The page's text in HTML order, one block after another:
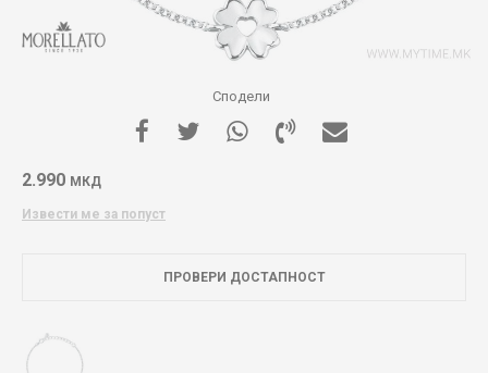
Сподели
2.990 МКД
Извести ме за попуст
ПРОВЕРИ ДОСТАПНОСТ